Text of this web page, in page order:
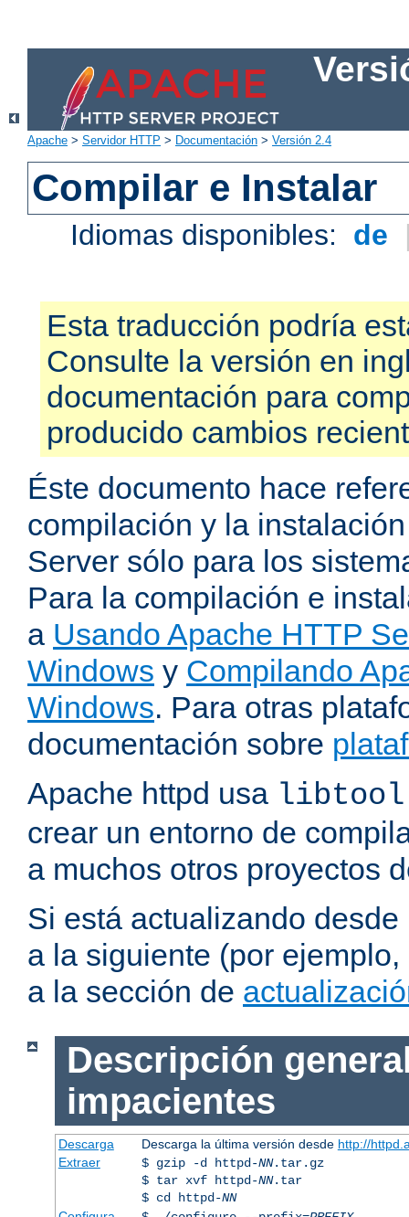
Apache > Servidor HTTP > Documentación > Versión 2.4
Compilar e Instalar
Idiomas disponibles: de
Esta traducción podría
Consulte la versión en
documentación para
producido cambios
Éste documento hace
compilación y la
Server sólo para los
Para la compilación e
a Usando Apache HTTP
Windows y Compilando
Windows. Para otras
documentación sobre
Apache httpd usa libtool
crear un entorno de
a muchos otros proyectos
Si está actualizando
a la siguiente (por
a la sección de
Descripción
impacientes
Descarga Descarga la última versión desde http://
Extraer
$ gzip -d httpd-NN.tar.gz
$ tar xvf httpd-NN.tar
$ cd httpd-NN